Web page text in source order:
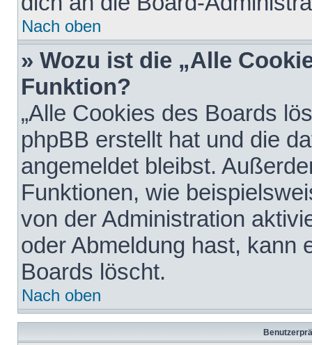
Nach oben
» Wozu ist die „Alle
Funktion?
„Alle Cookies des Boards
phpBB erstellt hat und die
angemeldet bleibst.
Funktionen, wie
von der Administration
oder Abmeldung hast, kann
Boards löscht.
Nach oben